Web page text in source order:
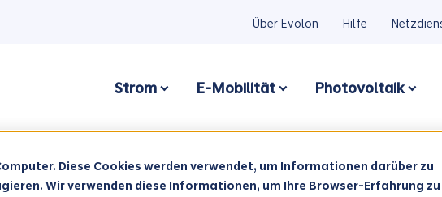
Diese Cookies werden verwendet, um Informationen darüber zu
Wir verwenden diese Informationen, um Ihre Browser-Erfahrung zu
Über Evolon Hilfe
Strom
Show submenu for Strom
E-Mobilität
Show submenu for
Photovoltaik